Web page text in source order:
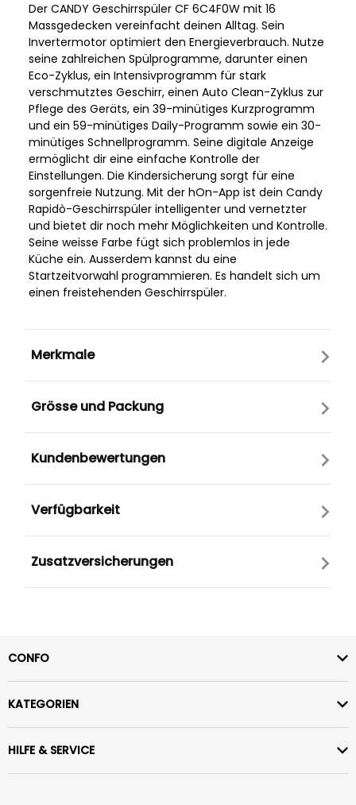
Der CANDY Geschirrspüler CF 6C4F0W mit 16
Massgedecken vereinfacht deinen Alltag. Sein
Invertermotor optimiert den Energieverbrauch. Nutze
seine zahlreichen Spülprogramme, darunter einen
Eco-Zyklus, ein Intensivprogramm für stark
verschmutztes Geschirr, einen Auto Clean-Zyklus zur
Pflege des Geräts, ein 39-minütiges Kurzprogramm
und ein 59-minütiges Daily-Programm sowie ein 30-
minütiges Schnellprogramm. Seine digitale Anzeige
ermöglicht dir eine einfache Kontrolle der
Einstellungen. Die Kindersicherung sorgt für eine
sorgenfreie Nutzung. Mit der hOn-App ist dein Candy
Rapidò-Geschirrspüler intelligenter und vernetzter
und bietet dir noch mehr Möglichkeiten und Kontrolle.
Seine weisse Farbe fügt sich problemlos in jede
Küche ein. Ausserdem kannst du eine
Startzeitvorwahl programmieren. Es handelt sich um
einen freistehenden Geschirrspüler.
Merkmale
Grösse und Packung
Kundenbewertungen
Verfügbarkeit
Zusatzversicherungen
CONFO
KATEGORIEN
HILFE & SERVICE